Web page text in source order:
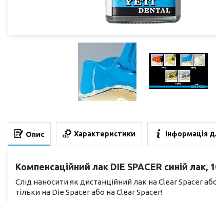
Опис Характеристики Інформація
Компенсаційний лак DIE SPACER синій
Слід наносити як дистанційний лак на Clear Spacer
тільки на Die Spacer або на Clear Spacer!